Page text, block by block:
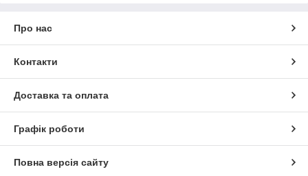
Про нас
Контакти
Доставка та оплата
Графік роботи
Повна версія сайту